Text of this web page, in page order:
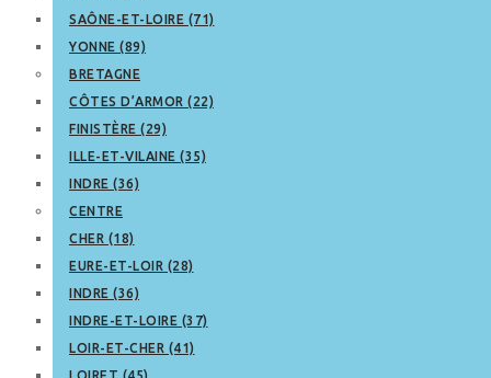
SAÔNE-ET-LOIRE (71)
YONNE (89)
BRETAGNE
CÔTES D’ARMOR (22)
FINISTÈRE (29)
ILLE-ET-VILAINE (35)
INDRE (36)
CENTRE
CHER (18)
EURE-ET-LOIR (28)
INDRE (36)
INDRE-ET-LOIRE (37)
LOIR-ET-CHER (41)